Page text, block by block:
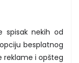
spisak nekih od
besplatnog
reklame i opšteg